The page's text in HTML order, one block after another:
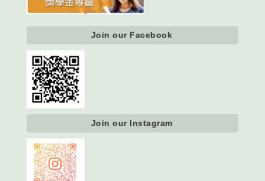
Join our Facebook
Join our Instagram